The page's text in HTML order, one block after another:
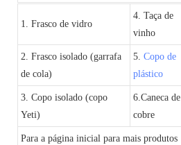
1. Frasco de vidro
4. Taça de
vinho
2. Frasco isolado (garrafa
de cola)
5. Copo de
plástico
3. Copo isolado (copo
Yeti)
6.Caneca de
cobre
Para a página inicial para mais produtos